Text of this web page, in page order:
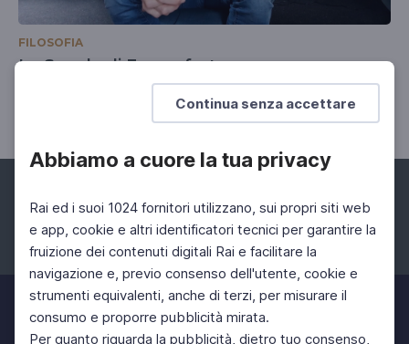
Continua senza accettare
Abbiamo a cuore la tua privacy
Rai ed i suoi 1024 fornitori utilizzano, sui propri siti web
e app, cookie e altri identificatori tecnici per garantire la
fruizione dei contenuti digitali Rai e facilitare la
navigazione e, previo consenso dell'utente, cookie e
strumenti equivalenti, anche di terzi, per misurare il
consumo e proporre pubblicità mirata.
Per quanto riguarda la pubblicità, dietro tuo consenso,
FILOSOFIA
La Scuola di Francoforte
Claudio Corradetti e Stephan Lessenich
Facebook Instagram Twitter